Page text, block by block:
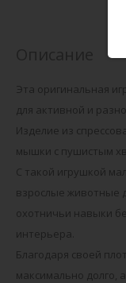
Эта оригинальная
для активной и
Изделие из
мышки с пушистым
С такой игрушкой
взрослые животные
охотничьи навыки
интерьера.
Благодаря своей
максимально долго,